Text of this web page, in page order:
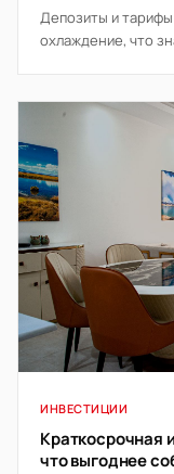
Депозиты и тарифы
охлаждение, что
ИНВЕСТИЦИИ
Краткосрочная
что выгоднее